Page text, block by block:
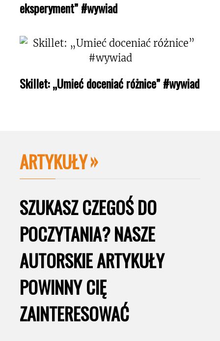
eksperyment” #wywiad
Skillet: „Umieć doceniać różnice” #wywiad
ARTYKUŁY
SZUKASZ CZEGOŚ DO
POCZYTANIA? NASZE
AUTORSKIE ARTYKUŁY
POWINNY CIĘ
ZAINTERESOWAĆ